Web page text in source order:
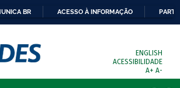
BR ACESSO À INFORMAÇÃO
ENGLISH
ACESSIBILIDADE
A+ A-